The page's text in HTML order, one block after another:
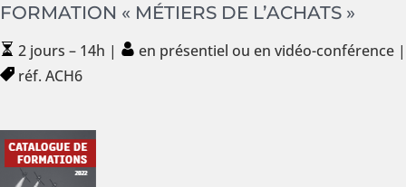
FORMATION « MÉTIERS DE L’ACHATS »
2 jours – 14h |
en présentiel ou en vidéo-conférence |
réf. ACH6